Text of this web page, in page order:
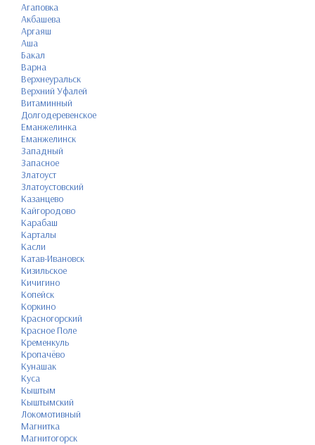
Агаповка
Акбашева
Аргаяш
Аша
Бакал
Варна
Верхнеуральск
Верхний Уфалей
Витаминный
Долгодеревенское
Еманжелинка
Еманжелинск
Западный
Запасное
Златоуст
Златоустовский
Казанцево
Кайгородово
Карабаш
Карталы
Касли
Катав-Ивановск
Кизильское
Кичигино
Копейск
Коркино
Красногорский
Красное Поле
Кременкуль
Кропачёво
Кунашак
Куса
Кыштым
Кыштымский
Локомотивный
Магнитка
Магнитогорск